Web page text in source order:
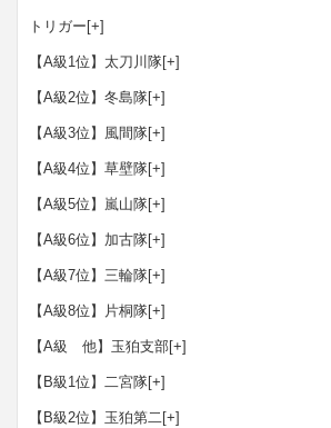
トリガー [+]
【A級1位】太刀川隊[+]
【A級2位】冬島隊[+]
【A級3位】風間隊[+]
【A級4位】草壁隊[+]
【A級5位】嵐山隊[+]
【A級6位】加古隊[+]
【A級7位】三輪隊[+]
【A級8位】片桐隊[+]
【A級 他】玉狛支部[+]
【B級1位】二宮隊[+]
【B級2位】玉狛第二[+]